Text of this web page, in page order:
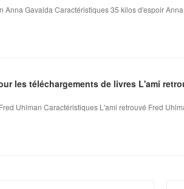
Anna Gavalda Caractéristiques 35 kilos d'espoir
les téléchargements de livres L'ami
Uhlman Caractéristiques L'ami retrouvé Fred